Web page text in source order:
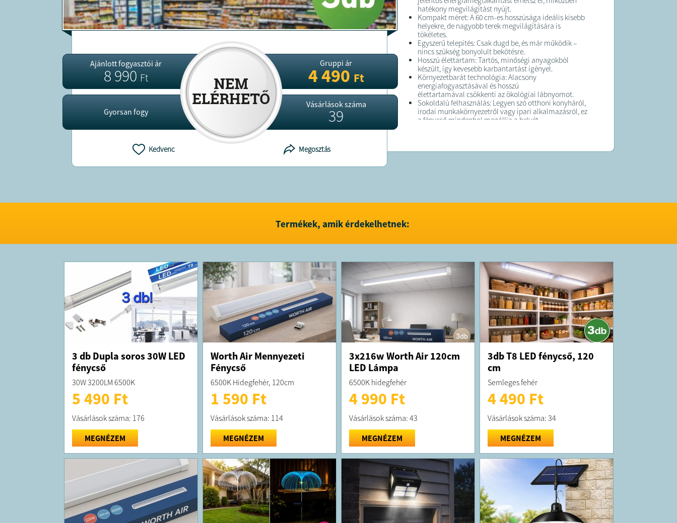
Ajánlott fogyasztói ár
8 990Ft
Gyorsan fogy
Gruppi ár
4 490Ft
Vásárlások száma
39
Kedvenc Megosztás
hatékony megvilágítást nyújt.
Kompakt méret: A 60 cm-es hosszúsága ideális kisebb
helyekre, de nagyobb terek megvilágítására is
tökéletes.
Egyszerű telepítés: Csak dugd be, és már működik –
nincs szükség bonyolult bekötésre.
Hosszú élettartam: Tartós, minőségi anyagokból
készült, így kevesebb karbantartást igényel.
Környezetbarát technológia: Alacsony
energiafogyasztásával és hosszú
élettartamával csökkenti az ökológiai lábnyomot.
Sokoldalú felhasználás: Legyen szó otthoni konyháról,
irodai munkakörnyezetről vagy ipari alkalmazásról, ez
a fénycső mindenhol megállja a helyét.
Gyors és egyszerű beüzemelés: Nincs szükség
vakító hatás nélkül.
kiszállítjuk!
A terméket forgalmazza a Sale Import Kft. Cím: 1089
Bp. Könyves Kálmán krt 76.
Termékek, amik érdekelhetnek:
3 db Dupla soros 30W LED
fénycső
30W 3200LM 6500K
5 490 Ft
Vásárlások száma: 176
MEGNÉZEM
Worth Air Mennyezeti
Fénycső
6500K Hidegfehér, 120cm
1 590 Ft
Vásárlások száma: 114
MEGNÉZEM
3x216w Worth Air 120cm
LED Lámpa
6500K hidegfehér
4 990 Ft
Vásárlások száma: 43
MEGNÉZEM
3db T8 LED fénycső, 120
cm
Semleges fehér
4 490 Ft
Vásárlások száma: 34
MEGNÉZEM